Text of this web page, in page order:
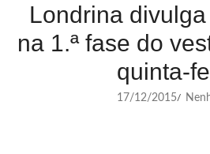
Londrina
na 1.ª fase do
quinta-
17/12/2015/